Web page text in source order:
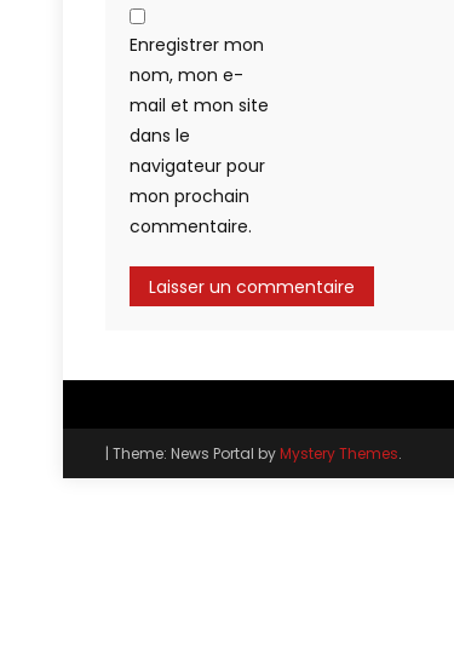
Enregistrer mon
nom, mon e-
mail et mon site
dans le
navigateur pour
mon prochain
commentaire.
| Theme: News Portal byMystery Themes.